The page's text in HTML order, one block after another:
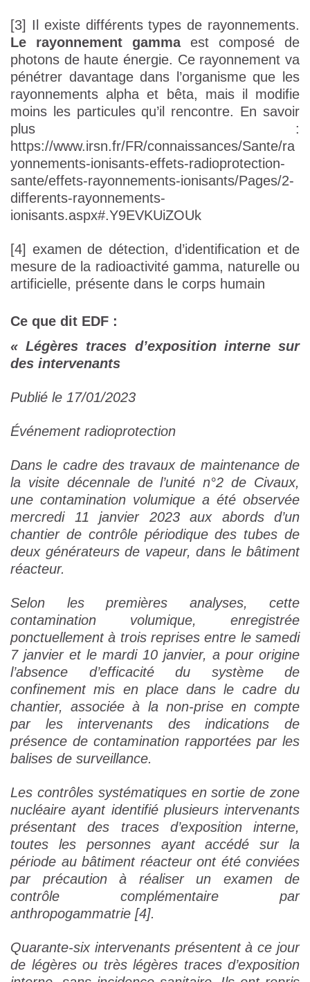
[3] Il existe différents types de rayonnements.
Le rayonnement gammaest composé de
photons de haute énergie. Ce rayonnement va
pénétrer davantage dans l’organisme que les
rayonnements alpha et bêta, mais il modifie
moins les particules qu’il rencontre. En savoir
plus :
https://www.irsn.fr/FR/connaissances/Sante/ra
yonnements-ionisants-effets-radioprotection-
sante/effets-rayonnements-ionisants/Pages/2-
differents-rayonnements-
ionisants.aspx#.Y9EVKUiZOUk
[4] examen de détection, d’identification et de
mesure de la radioactivité gamma, naturelle ou
artificielle, présente dans le corps humain
Ce que dit EDF :
«Légères traces d’exposition interne sur
des intervenants
Publié le 17/01/2023
Événement radioprotection
Dans le cadre des travaux de maintenance de
la visite décennale de l’unité n°2 de Civaux,
une contamination volumique a été observée
mercredi 11 janvier 2023 aux abords d’un
chantier de contrôle périodique des tubes de
deux générateurs de vapeur, dans le bâtiment
réacteur.
Selon les premières analyses, cette
contamination volumique, enregistrée
ponctuellement à trois reprises entre le samedi
7 janvier et le mardi 10 janvier, a pour origine
l’absence d’efficacité du système de
confinement mis en place dans le cadre du
chantier, associée à la non-prise en compte
par les intervenants des indications de
présence de contamination rapportées par les
balises de surveillance.
Les contrôles systématiques en sortie de zone
nucléaire ayant identifié plusieurs intervenants
présentant des traces d’exposition interne,
toutes les personnes ayant accédé sur la
période au bâtiment réacteur ont été conviées
par précaution à réaliser un examen de
contrôle complémentaire par
anthropogammatrie [4].
Quarante-six intervenants présentent à ce jour
de légères ou très légères traces d’exposition